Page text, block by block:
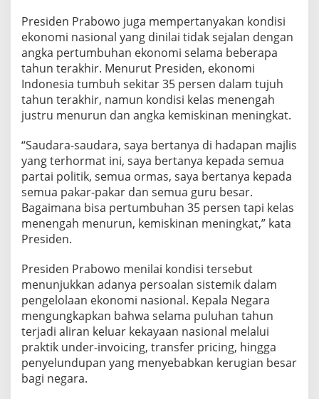
Presiden Prabowo juga mempertanyakan kondisi
ekonomi nasional yang dinilai tidak sejalan dengan
angka pertumbuhan ekonomi selama beberapa
tahun terakhir. Menurut Presiden, ekonomi
Indonesia tumbuh sekitar 35 persen dalam tujuh
tahun terakhir, namun kondisi kelas menengah
justru menurun dan angka kemiskinan meningkat.
“Saudara-saudara, saya bertanya di hadapan majlis
yang terhormat ini, saya bertanya kepada semua
partai politik, semua ormas, saya bertanya kepada
semua pakar-pakar dan semua guru besar.
Bagaimana bisa pertumbuhan 35 persen tapi kelas
menengah menurun, kemiskinan meningkat,” kata
Presiden.
Presiden Prabowo menilai kondisi tersebut
menunjukkan adanya persoalan sistemik dalam
pengelolaan ekonomi nasional. Kepala Negara
mengungkapkan bahwa selama puluhan tahun
terjadi aliran keluar kekayaan nasional melalui
praktik under-invoicing, transfer pricing, hingga
penyelundupan yang menyebabkan kerugian besar
bagi negara.